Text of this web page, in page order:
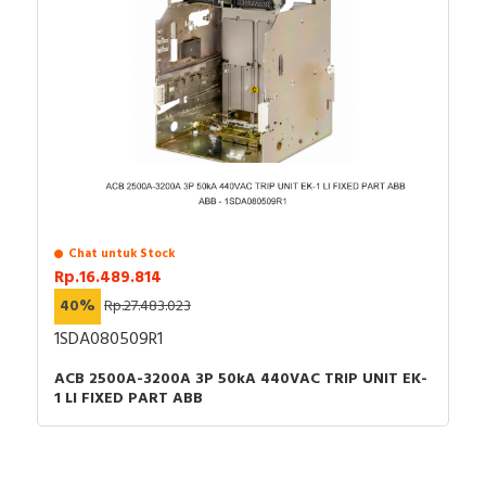
Earth-Leakage Circuit Breakers, and Switch-
Disconnectors - User Guide
Catalog - ComPacT NSX & NSXm Circuit
Breakers and Switch Disconnectors from 16 to
630A up to 690V
Promotional video - Quasar eCommerce video
Chat untuk Stock
Rp.16.489.814
40% Rp.27.483.023
1SDA080509R1
ACB 2500A-3200A 3P 50kA 440VAC TRIP UNIT EK-
1 LI FIXED PART ABB